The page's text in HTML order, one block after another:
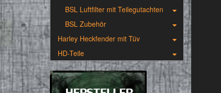
BSL Luftfilter mit Teilegutachten
BSL Zubehör
Harley Heckfender mit Tüv
HD-Teile